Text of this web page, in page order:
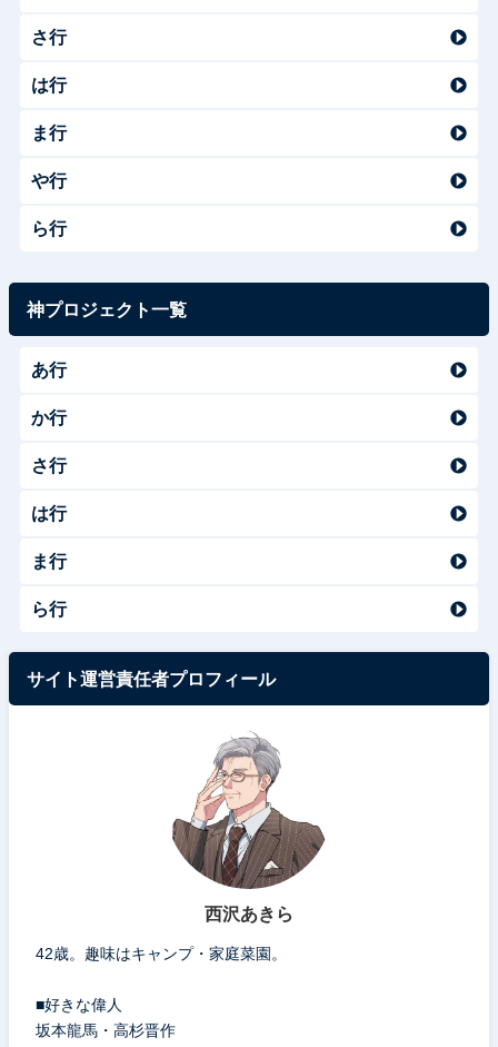
さ行
は行
ま行
や行
ら行
神プロジェクト一覧
あ行
か行
さ行
は行
ま行
ら行
サイト運営責任者プロフィール
西沢あきら
42歳。趣味はキャンプ・家庭菜園。
■好きな偉人
坂本龍馬・高杉晋作